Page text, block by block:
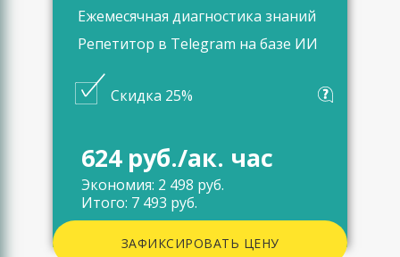
Ежемесячная диагностика знаний
Репетитор в Telegram на базе ИИ
Скидка 25%
624 руб./ак. час
Экономия: 2 498 руб.
Итого: 7 493 руб.
ЗАФИКСИРОВАТЬ ЦЕНУ